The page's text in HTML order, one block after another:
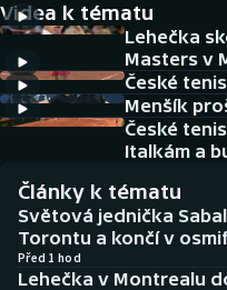
Cyklistika
DALŠÍ SPORTY
Americký fotbal
Baseball a softbal
Basketbal
NEPŘEHLÉDNĚTE
Soutěže
Historické návraty
Videa k tématu
Lehečka
Masters v
České
Menšík
České
Italkám a
Články k tématu
Světová jednička
Torontu a končí v
Před 1 hod
Lehečka v Montrealu